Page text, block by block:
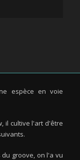
espèce en voie
il cultive l'art d'être
groove, on l'a vu